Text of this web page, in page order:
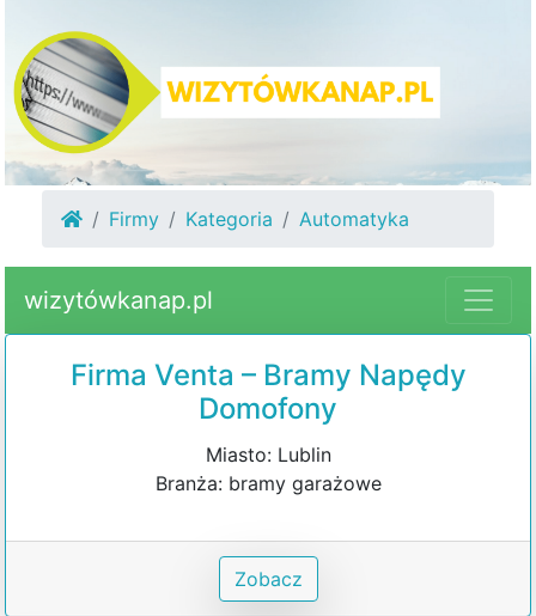
Firmy Kategoria Automatyka
wizytówkanap.pl
Firma Venta – Bramy Napędy
Domofony
Miasto: Lublin
Branża: bramy garażowe
Zobacz